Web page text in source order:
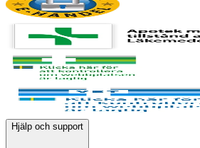
Hjälp och support